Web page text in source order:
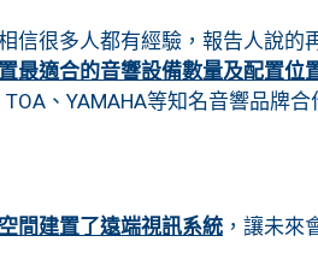
信很多人都有經驗，報告人說的
最適合的音響設備數量及配置位
、YAMAHA等知名音響品牌
間建置了遠端視訊系統 ，讓未來